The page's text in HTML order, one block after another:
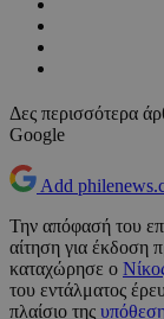
Δες περισσότερα
Google
Add
Την απόφασή του
αίτηση για έκδοση
καταχώρησε ο
του εντάλματος
πλαίσιο της